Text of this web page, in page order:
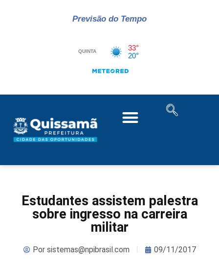
Previsão do Tempo
Estudantes assistem palestra
sobre ingresso na carreira
militar
Porsistemas@npibrasil.com 09/11/2017